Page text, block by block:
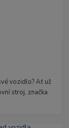
vozidlo? Ať už
stroj, značka